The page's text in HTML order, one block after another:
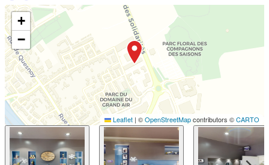
+
−
Leaflet | ©OpenStreetMapcontributors ©CARTO